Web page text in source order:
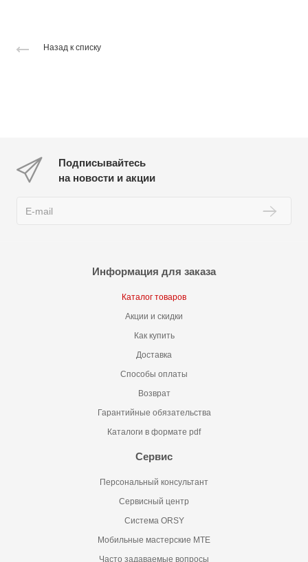
Назад к списку
Подписывайтесь
на новости и акции
Информация для заказа
Каталог товаров
Акции и скидки
Как купить
Доставка
Способы оплаты
Возврат
Гарантийные обязательства
Каталоги в формате pdf
Сервис
Персональный консультант
Сервисный центр
Система ORSY
Мобильные мастерские MTE
Часто задаваемые вопросы